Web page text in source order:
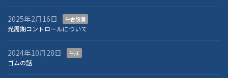
2025年2月16日 牛舎設備
光周期コントロールについて
2024年10月28日 牛床
ゴムの話